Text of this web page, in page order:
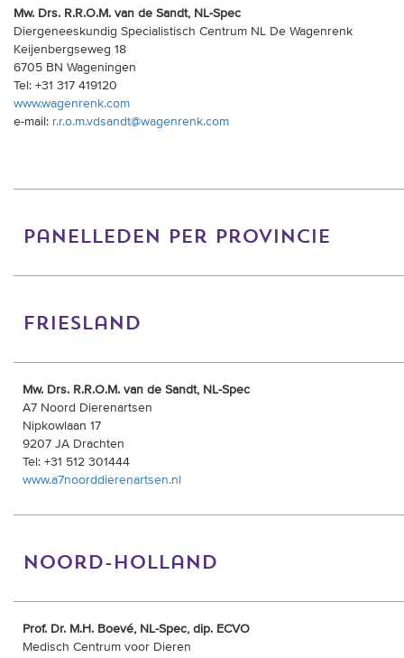
Mw. Drs. R.R.O.M. van de Sandt, NL-Spec
Diergeneeskundig Specialistisch Centrum NL De Wagenrenk
Keijenbergseweg 18
6705 BN Wageningen
Tel: +31 317 419120
www.wagenrenk.com
e-mail: r.r.o.m.vdsandt@wagenrenk.com
panelleden per provincie
friesland
Mw. Drs. R.R.O.M. van de Sandt, NL-Spec
A7 Noord Dierenartsen
Nipkowlaan 17
9207 JA Drachten
Tel: +31 512 301444
www.a7noorddierenartsen.nl
noord-holland
Prof. Dr. M.H. Boevé, NL-Spec, dip. ECVO
Medisch Centrum voor Dieren